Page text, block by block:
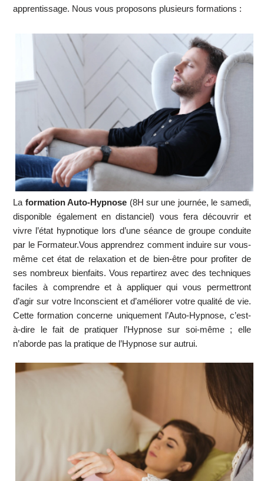
apprentissage. Nous vous proposons plusieurs formations :
La formation Auto-Hypnose (8H sur une journée, le samedi,
disponible également en distanciel) vous fera découvrir et
vivre l’état hypnotique lors d’une séance de groupe conduite
par le Formateur.Vous apprendrez comment induire sur vous-
même cet état de relaxation et de bien-être pour profiter de
ses nombreux bienfaits. Vous repartirez avec des techniques
faciles à comprendre et à appliquer qui vous permettront
d’agir sur votre Inconscient et d’améliorer votre qualité de vie.
Cette formation concerne uniquement l’Auto-Hypnose, c’est-
à-dire le fait de pratiquer l’Hypnose sur soi-même ; elle
n’aborde pas la pratique de l’Hypnose sur autrui.